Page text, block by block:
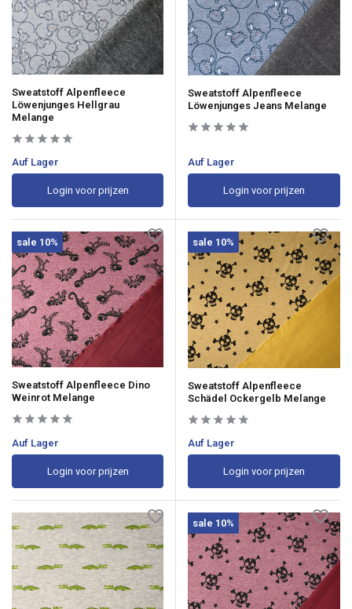
Sweatstoff Alpenfleece
Löwenjunges Hellgrau
Melange
Auf Lager
Login voor prijzen
Sweatstoff Alpenfleece
Löwenjunges Jeans Melange
Auf Lager
Login voor prijzen
sale 10%
Sweatstoff Alpenfleece Dino
Weinrot Melange
Auf Lager
Login voor prijzen
sale 10%
Sweatstoff Alpenfleece
Schädel Ockergelb Melange
Auf Lager
Login voor prijzen
sale 10%